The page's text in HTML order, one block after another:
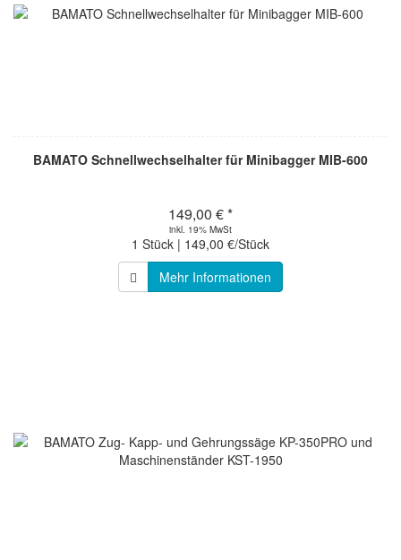
BAMATO Schnellwechselhalter für Minibagger MIB-600
149,00 € *
inkl. 19% MwSt
1 Stück | 149,00 €/Stück
Mehr Informationen